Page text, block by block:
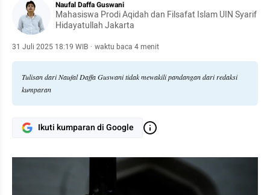
Naufal Daffa Guswani
Mahasiswa Prodi Aqidah dan Filsafat Islam UIN Syarif
Hidayatullah Jakarta
31 Juli 2025 18:19 WIB · waktu baca 4 menit
Tulisan dari Naufal Daffa Guswani tidak mewakili pandangan dari redaksi
kumparan
Ikuti kumparan di Google